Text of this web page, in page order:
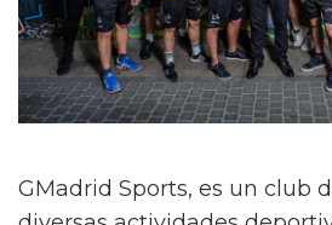
GMadrid Sports, es un club